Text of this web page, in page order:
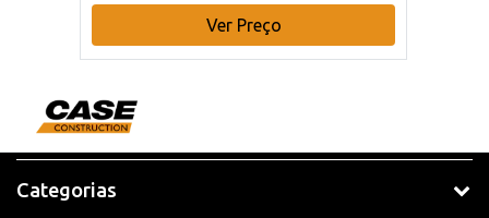
Ver Preço
Categorias